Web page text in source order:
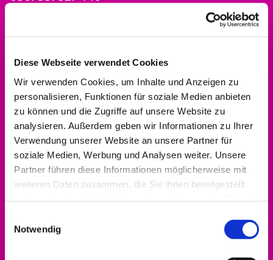
Diese Webseite verwendet Cookies
Wir verwenden Cookies, um Inhalte und Anzeigen zu
personalisieren, Funktionen für soziale Medien anbieten
zu können und die Zugriffe auf unsere Website zu
analysieren. Außerdem geben wir Informationen zu Ihrer
Verwendung unserer Website an unsere Partner für
soziale Medien, Werbung und Analysen weiter. Unsere
Partner führen diese Informationen möglicherweise mit
weiteren Daten zusammen, die Sie ihnen bereitgestellt
Notwendig
dekanat.hofgeismar-wolfhagen@ekkw.de